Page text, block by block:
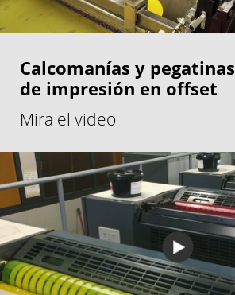
Calcomanías y pegatinas
de impresión en offset
Mira el video